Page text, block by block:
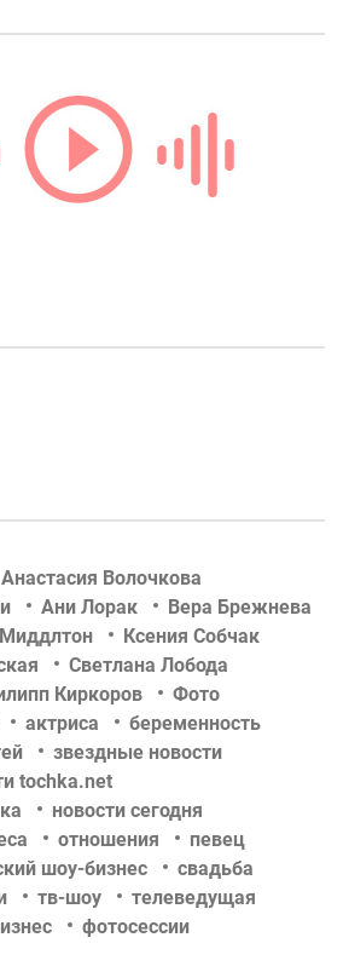
Анастасия Волочкова
Ани Лорак
Вера Брежнева
Ксения Собчак
Светлана Лобода
Киркоров
Фото
актриса
беременность
звездные новости
tochka.net
новости сегодня
отношения
певец
шоу-бизнес
свадьба
тв-шоу
телеведущая
фотосессии